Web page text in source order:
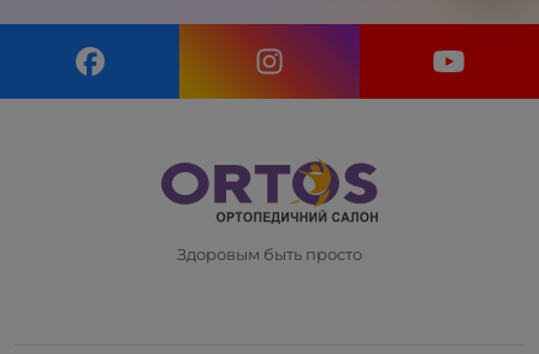
Здоровым быть просто